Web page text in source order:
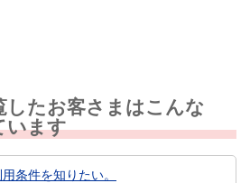
したお客さまはこんな
います
条件を知りたい。